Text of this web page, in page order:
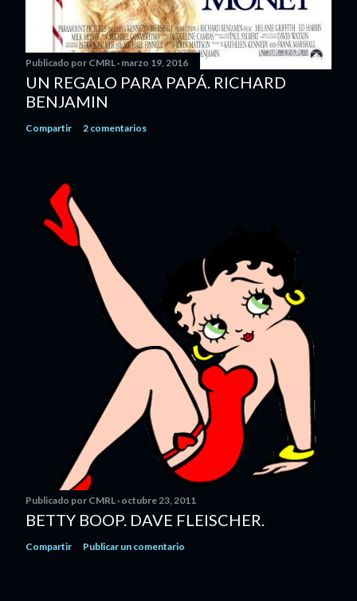
Publicado por CMRL marzo 19, 2016
UN REGALO PARA PAPÁ. RICHARD
BENJAMIN
Compartir 2 comentarios
Publicado por CMRL octubre 23, 2011
BETTY BOOP. DAVE FLEISCHER.
Compartir Publicar un comentario